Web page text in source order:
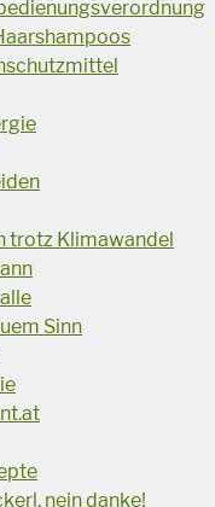
trotz Klimawandel
Sinn
nein danke!